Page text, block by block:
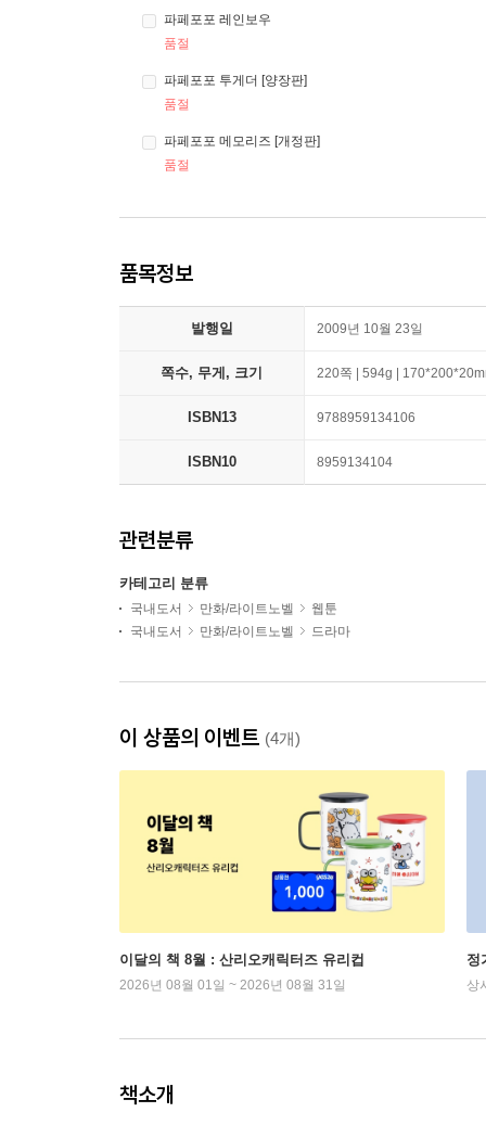
파페포포 레인보우
품절
파페포포 투게더 [양장판]
품절
파페포포 메모리즈 [개정판]
품절
품목정보
발행일 2009년 10월 23일
쪽수, 무게, 크기 220쪽 | 594g |
ISBN13 9788959134106
ISBN10 8959134104
관련분류
카테고리 분류
국내도서 만화/라이트노벨
웹툰
국내도서
만화/라이트노벨 드라마
이 상품의 이벤트 (4개)
이달의 책 8월 : 산리오캐릭터즈 유리컵
2026년 08월 01일 ~ 2026년 08월 31일
정
상
책소개